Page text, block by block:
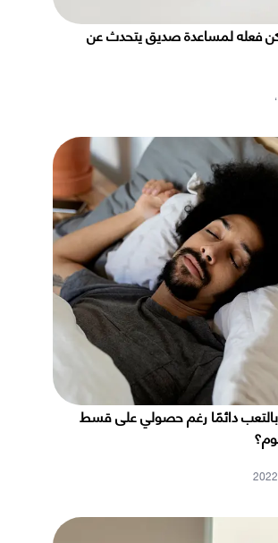
فعله لمساعدة صديق يتحدث عن
بالتعب دائمًا رغم حصولي على قسط